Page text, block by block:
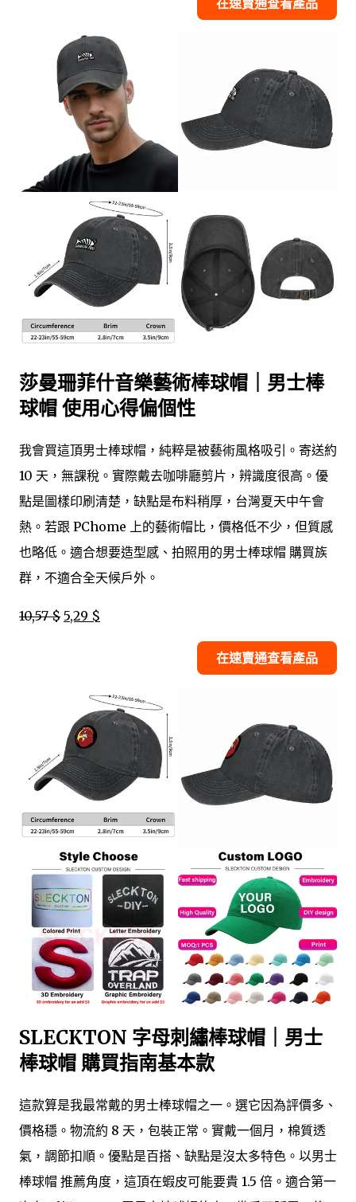
在速賣通查看產品
莎曼珊菲什音樂藝術棒球帽｜男士棒
球帽 使用心得偏個性
我會買這頂男士棒球帽，純粹是被藝術風格吸引。寄送約
10 天，無課稅。實際戴去咖啡廳剪片，辨識度很高。優
點是圖樣印刷清楚，缺點是布料稍厚，台灣夏天中午會
熱。若跟 PChome 上的藝術帽比，價格低不少，但質感
也略低。適合想要造型感、拍照用的男士棒球帽 購買族
群，不適合全天候戶外。
10,57 $ 5,29 $
在速賣通查看產品
SLECKTON 字母刺繡棒球帽｜男士
棒球帽 購買指南基本款
這款算是我最常戴的男士棒球帽之一。選它因為評價多、
價格穩。物流約 8 天，包裝正常。實戴一個月，棉質透
氣，調節扣順。優點是百搭、缺點是沒太多特色。以男士
棒球帽 推薦角度，這頂在蝦皮可能要貴 1.5 倍。適合第一